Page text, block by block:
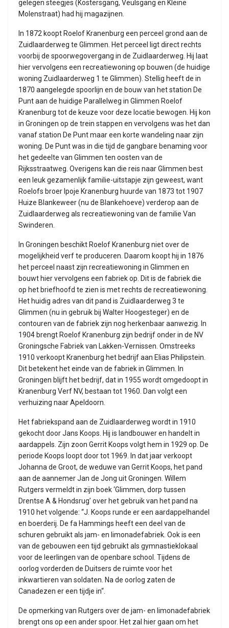
gelegen steegjes (Kostersgang, Veulsgang en Kleine
Molenstraat) had hij magazijnen.
In 1872 koopt Roelof Kranenburg een perceel grond aan de
Zuidlaarderweg te Glimmen. Het perceel ligt direct rechts
voorbij de spoorwegovergang in de Zuidlaarderweg. Hij laat
hier vervolgens een recreatiewoning op bouwen (de huidige
woning Zuidlaarderweg 1 te Glimmen). Stellig heeft de in
1870 aangelegde spoorlijn en de bouw van het station De
Punt aan de huidige Parallelweg in Glimmen Roelof
Kranenburg tot de keuze voor deze locatie bewogen. Hij kon
in Groningen op de trein stappen en vervolgens was het dan
vanaf station De Punt maar een korte wandeling naar zijn
woning. De Punt was in die tijd de gangbare benaming voor
het gedeelte van Glimmen ten oosten van de
Rijksstraatweg. Overigens kan die reis naar Glimmen best
een leuk gezamenlijk familie-uitstapje zijn geweest, want
Roelofs broer Ipoje Kranenburg huurde van 1873 tot 1907
Huize Blankeweer (nu de Blankehoeve) verderop aan de
Zuidlaarderweg als recreatiewoning van de familie Van
Swinderen.
In Groningen beschikt Roelof Kranenburg niet over de
mogelijkheid verf te produceren. Daarom koopt hij in 1876
het perceel naast zijn recreatiewoning in Glimmen en
bouwt hier vervolgens een fabriek op. Dit is de fabriek die
op het briefhoofd te zien is met rechts de recreatiewoning.
Het huidig adres van dit pand is Zuidlaarderweg 3 te
Glimmen (nu in gebruik bij Walter Hoogesteger) en de
contouren van de fabriek zijn nog herkenbaar aanwezig. In
1904 brengt Roelof Kranenburg zijn bedrijf onder in de NV
Groningsche Fabriek van Lakken-Vernissen. Omstreeks
1910 verkoopt Kranenburg het bedrijf aan Elias Philipstein.
Dit betekent het einde van de fabriek in Glimmen. In
Groningen blijft het bedrijf, dat in 1955 wordt omgedoopt in
Kranenburg Verf NV, bestaan tot 1960. Dan volgt een
verhuizing naar Apeldoorn.
Het fabriekspand aan de Zuidlaarderweg wordt in 1910
gekocht door Jans Koops. Hij is landbouwer en handelt in
aardappels. Zijn zoon Gerrit Koops volgt hem in 1929 op. De
periode Koops loopt door tot 1969. In dat jaar verkoopt
Johanna de Groot, de weduwe van Gerrit Koops, het pand
aan de aannemer Jan de Jong uit Groningen. Willem
Rutgers vermeldt in zijn boek ‘Glimmen, dorp tussen
Drentse A & Hondsrug’ over het gebruik van het pand na
1910 het volgende: “J. Koops runde er een aardappelhandel
en boerderij. De fa Hammings heeft een deel van de
schuren gebruikt als jam- en limonadefabriek. Ook is een
van de gebouwen een tijd gebruikt als gymnastieklokaal
voor de leerlingen van de openbare school. Tijdens de
oorlog vorderden de Duitsers de ruimte voor het
inkwartieren van soldaten. Na de oorlog zaten de
Canadezen er een tijdje in“.
De opmerking van Rutgers over de jam- en limonadefabriek
brengt ons op een ander spoor. Het zal hier gaan om het